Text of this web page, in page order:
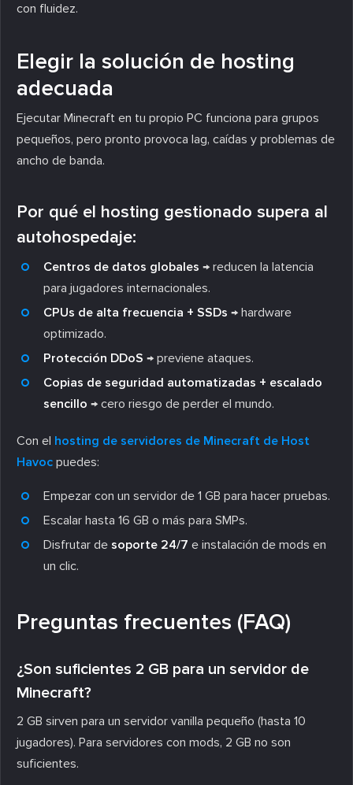
con fluidez.
Elegir la solución de hosting
adecuada
Ejecutar Minecraft en tu propio PC funciona para grupos
pequeños, pero pronto provoca lag, caídas y problemas de
ancho de banda.
Por qué el hosting gestionado supera al
autohospedaje:
Centros de datos globales → reducen la latencia
para jugadores internacionales.
CPUs de alta frecuencia + SSDs → hardware
optimizado.
Protección DDoS → previene ataques.
Copias de seguridad automatizadas + escalado
sencillo → cero riesgo de perder el mundo.
Con el hosting de servidores de Minecraft de Host
Havoc puedes:
Empezar con un servidor de 1 GB para hacer pruebas.
Escalar hasta 16 GB o más para SMPs.
Disfrutar de soporte 24/7 e instalación de mods en
un clic.
Preguntas frecuentes (FAQ)
¿Son suficientes 2 GB para un servidor de
Minecraft?
2 GB sirven para un servidor vanilla pequeño (hasta 10
jugadores). Para servidores con mods, 2 GB no son
suficientes.